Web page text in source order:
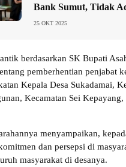
Bank Sumut, Tidak
25 OKT 2025
berdasarkan SK Bupati
pemberhentian penjabat
Kepala Desa Sukadamai,
Kecamatan Sei
menyampaikan,
dan persepsi di
masyarakat di desanya.